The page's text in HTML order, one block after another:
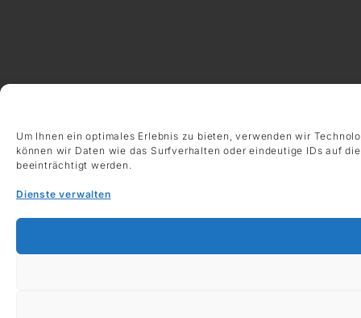
Um Ihnen ein optimales Erlebnis zu bieten, verwenden wir
können wir Daten wie das Surfverhalten oder eindeutige IDs auf
beeinträchtigt werden.
Dienste verwalten